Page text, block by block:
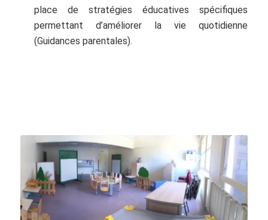
place de stratégies éducatives spécifiques
permettant d’améliorer la vie quotidienne
(Guidances parentales).